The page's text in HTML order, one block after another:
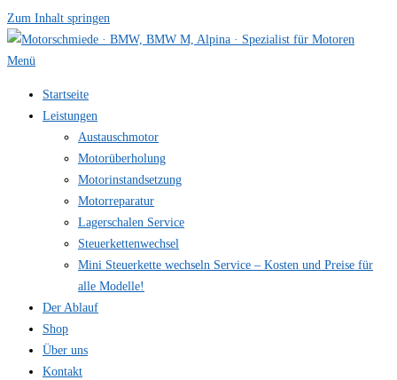
Zum Inhalt springen
Menü
Startseite
Leistungen
Austauschmotor
Motorüberholung
Motorinstandsetzung
Motorreparatur
Lagerschalen Service
Steuerkettenwechsel
Mini Steuer­kette wechseln Service – Kosten und Preise für
alle Modelle!
Der Ablauf
Shop
Über uns
Kontakt